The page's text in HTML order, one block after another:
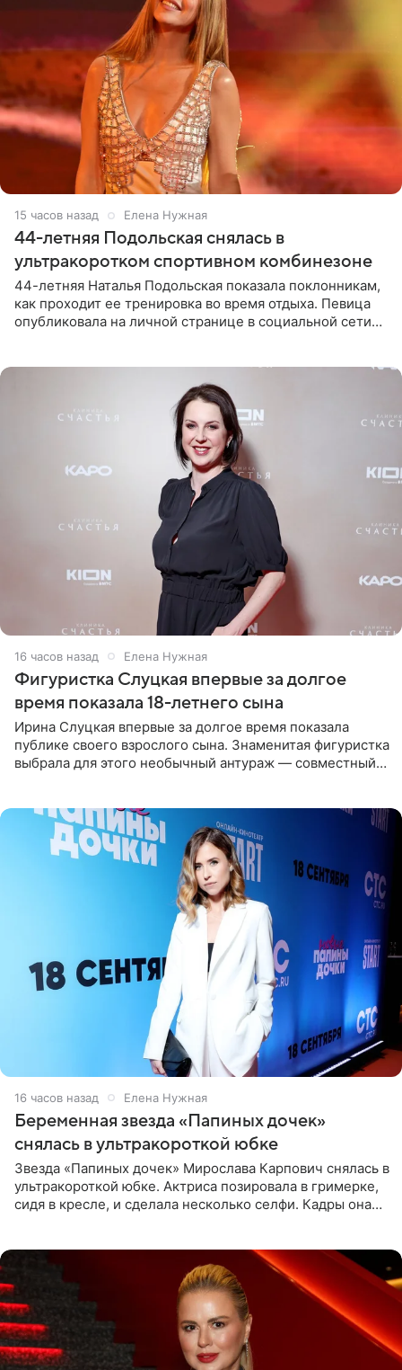
15 часов назад Елена Нужная
44-летняя Подольская снялась в
ультракоротком спортивном комбинезоне
44-летняя Наталья Подольская показала поклонникам,
как проходит ее тренировка во время отдыха. Певица
опубликовала на личной странице в социальной сети
16 часов назад Елена Нужная
Фигуристка Слуцкая впервые за долгое
время показала 18-летнего сына
Ирина Слуцкая впервые за долгое время показала
публике своего взрослого сына. Знаменитая фигуристка
выбрала для этого необычный антураж — совместный
16 часов назад Елена Нужная
Беременная звезда «Папиных дочек»
снялась в ультракороткой юбке
Звезда «Папиных дочек» Мирослава Карпович снялась в
ультракороткой юбке. Актриса позировала в гримерке,
сидя в кресле, и сделала несколько селфи. Кадры она